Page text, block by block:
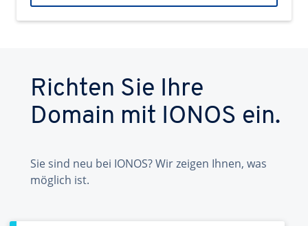
Richten Sie Ihre
Domain mit IONOS ein.
Sie sind neu bei IONOS? Wir zeigen Ihnen, was
möglich ist.